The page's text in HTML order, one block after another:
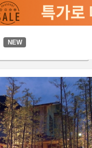
NEW
편의 시설/서비스